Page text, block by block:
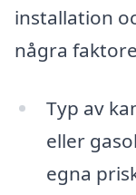
installation
några
Typ av
eller
egna